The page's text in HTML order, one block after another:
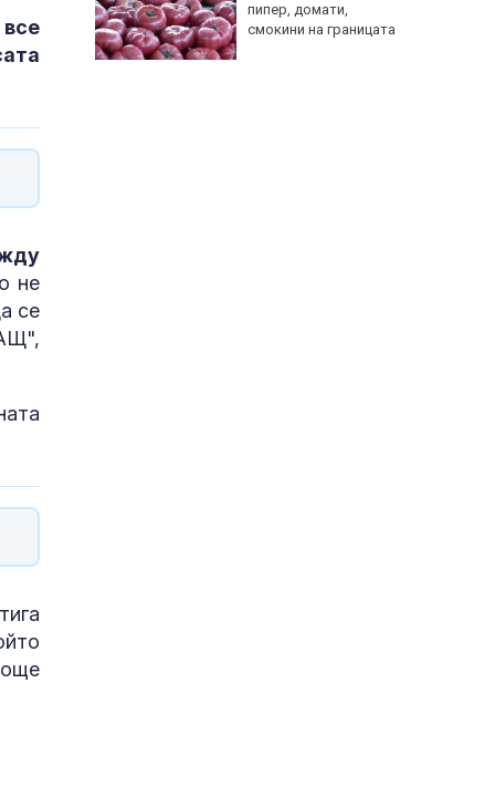
все
не
се
още
пипер, домати,
смокини на границата